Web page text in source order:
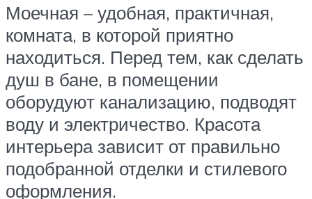
Моечная – удобная, практичная,
комната, в которой приятно
находиться. Перед тем, как сделать
душ в бане, в помещении
оборудуют канализацию, подводят
воду и электричество. Красота
интерьера зависит от правильно
подобранной отделки и стилевого
оформления.